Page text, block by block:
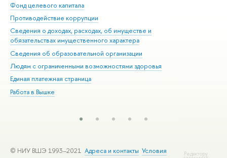
Фонд целевого капитала
Противодействие коррупции
Сведения о доходах, расходах, об имуществе и
обязательствах имущественного характера
Сведения об образовательной организации
Людям с ограниченными возможностями здоровья
Единая платежная страница
Работа в Вышке
Редактору
© НИУ ВШЭ 1993–2021 Адреса и контакты Условия